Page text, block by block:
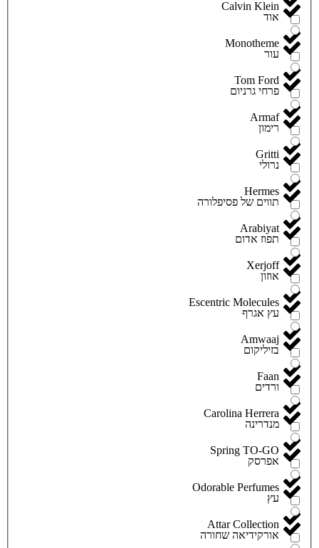
Calvin Klein
Monotheme
Tom Ford
Armaf
Gritti
Hermes
Arabiyat
Xerjoff
Escentric Molecules
Amwaaj
Faan
Carolina Herrera
Spring TO-GO
Odorable Perfumes
Attar Collection
אוד
עור
פרחי גרניום
רימון
נרולי
תווים של פסיפלורה
תפוז אדום
אוזון
עץ אגרף
בזיליקום
ורדים
מנדרינה
אפרסק
עץ
אורקידיאה שחורה